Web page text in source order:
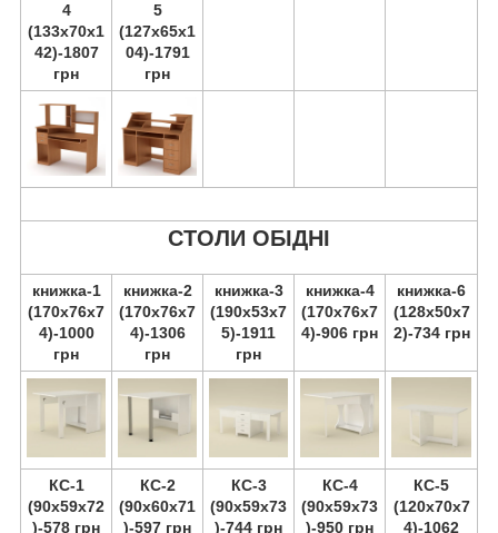
4
(133х70х1
42)-1807
грн
5
(127х65х1
04)-1791
грн
СТОЛИ ОБІДНІ
книжка-1
(170х76х7
4)-1000
грн
книжка-2
(170х76х7
4)-1306
грн
книжка-3
(190х53х7
5)-1911
грн
книжка-4
(170х76х7
4)-906 грн
книжка-6
(128х50х7
2)-734 грн
КС-1
(90х59х72
)-578 грн
КС-2
(90х60х71
)-597 грн
КС-3
(90х59х73
)-744 грн
КС-4
(90х59х73
)-950 грн
КС-5
(120х70х7
4)-1062